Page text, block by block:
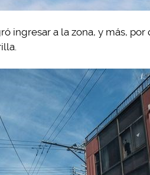
ingresar a la zona, y más, por